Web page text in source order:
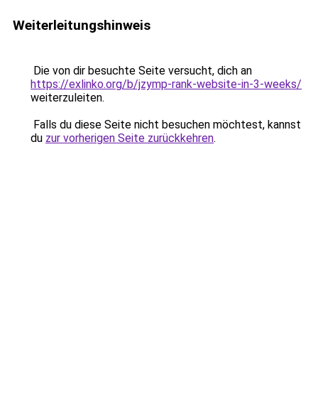
Weiterleitungshinweis
Die von dir besuchte Seite versucht, dich an
https://exlinko.org/b/jzymp-rank-website-in-3-weeks/
weiterzuleiten.
Falls du diese Seite nicht besuchen möchtest, kannst
du zur vorherigen Seite zurückkehren.